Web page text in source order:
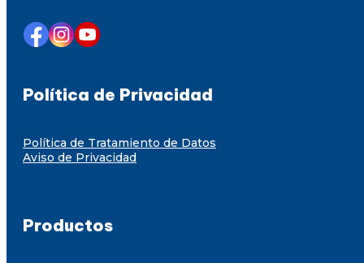
Política de Privacidad
Política de Tratamiento de Datos
Aviso de Privacidad
Productos